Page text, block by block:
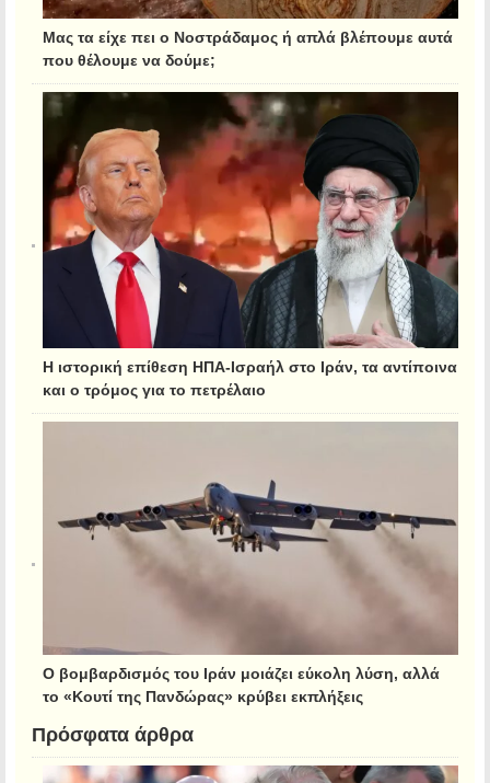
Μας τα είχε πει ο Νοστράδαμος ή απλά βλέπουμε αυτά
που θέλουμε να δούμε;
Η ιστορική επίθεση ΗΠΑ-Ισραήλ στο Ιράν, τα αντίποινα
και ο τρόμος για το πετρέλαιο
Ο βομβαρδισμός του Ιράν μοιάζει εύκολη λύση, αλλά
το «Κουτί της Πανδώρας» κρύβει εκπλήξεις
Πρόσφατα άρθρα